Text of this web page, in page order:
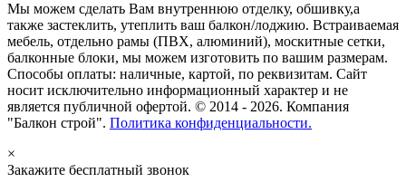
Мы можем сделать Вам внутреннюю отделку, обшивку,а
также застеклить, утеплить ваш балкон/лоджию. Встраиваемая
мебель, отдельно рамы (ПВХ, алюминий), москитные сетки,
балконные блоки, мы можем изготовить по вашим размерам.
Способы оплаты: наличные, картой, по реквизитам. Сайт
носит исключительно информационный характер и не
является публичной офертой. © 2014 - 2026. Компания
"Балкон строй". Политика конфиденциальности.
×
Закажите бесплатный звонок